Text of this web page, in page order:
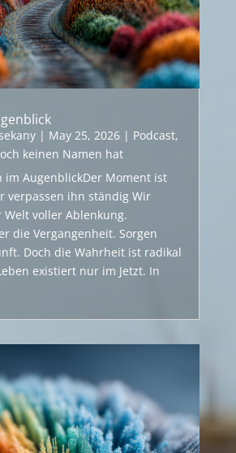
| May 25, 2026| Podcast,
keinen Namen hat
im AugenblickDer Moment ist
verpassen ihn ständig Wir
voller Ablenkung.
die Vergangenheit. Sorgen
Doch die Wahrheit ist radikal
existiert nur im Jetzt. In